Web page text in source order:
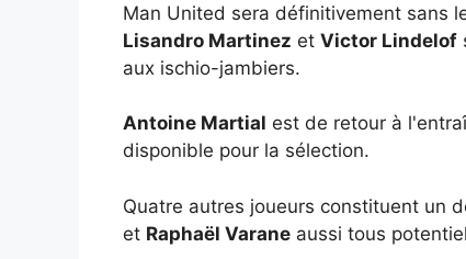
Man United sera définitivement sans
Lisandro Martinez et Victor Lindelof
aux ischio-jambiers.
Antoine Martial est de retour à
disponible pour la sélection.
Quatre autres joueurs constituent un
et Raphaël Varane aussi tous